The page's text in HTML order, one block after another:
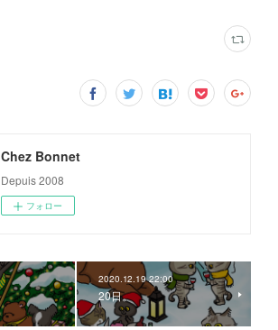
Chez Bonnet
Depuis 2008
フォロー
2020.12.19 22:00
20日。